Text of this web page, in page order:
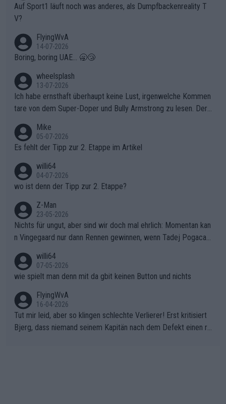
Auf Sport1 läuft noch was anderes, als Dumpfbackenreality T
V?
FlyingWvA
14-07-2026
Boring, boring UAE... 🥱😴
wheelsplash
13-07-2026
Ich habe ernsthaft überhaupt keine Lust, irgenwelche Kommen
tare von dem Super-Doper und Bully Armstrong zu lesen. Der
r die gehört nicht in dieses Medium!
Mike
05-07-2026
Es fehlt der Tipp zur 2. Etappe im Artikel
willi64
04-07-2026
wo ist denn der Tipp zur 2. Etappe?
Z-Man
23-05-2026
Nichts für ungut, aber sind wir doch mal ehrlich: Momentan kan
n Vingegaard nur dann Rennen gewinnen, wenn Tadej Pogacar
willi64
07-05-2026
wie spielt man denn mit da gbit keinen Button und nichts
FlyingWvA
16-04-2026
Tut mir leid, aber so klingen schlechte Verlierer! Erst kritisiert
Bjerg, dass niemand seinem Kapitän nach dem Defekt einen ro